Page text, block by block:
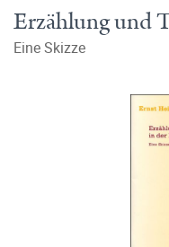
Erzählung und
Eine Skizze